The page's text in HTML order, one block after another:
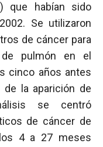
) que habían sido
Se utilizaron
de cáncer para
pulmón en el
cinco años antes
la aparición de
se centró
de cáncer de
4 a 27 meses